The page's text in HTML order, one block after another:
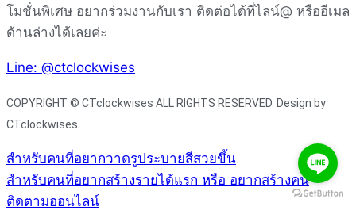
โมชั่นพิเศษ อยากร่วมงานกับเรา ติดต่อได้ที่ไลน์@ หรืออีเมล
ด้านล่างได้เลยค่ะ
Line: @ctclockwises
COPYRIGHT © CTclockwises ALL RIGHTS RESERVED. Design by
CTclockwises
สำหรับคนที่อยากวาดรูประบายสีสวยขึ้น
สำหรับคนที่อยากสร้างรายได้แรก หรือ อยากสร้างคน
ติดตามออนไลน์